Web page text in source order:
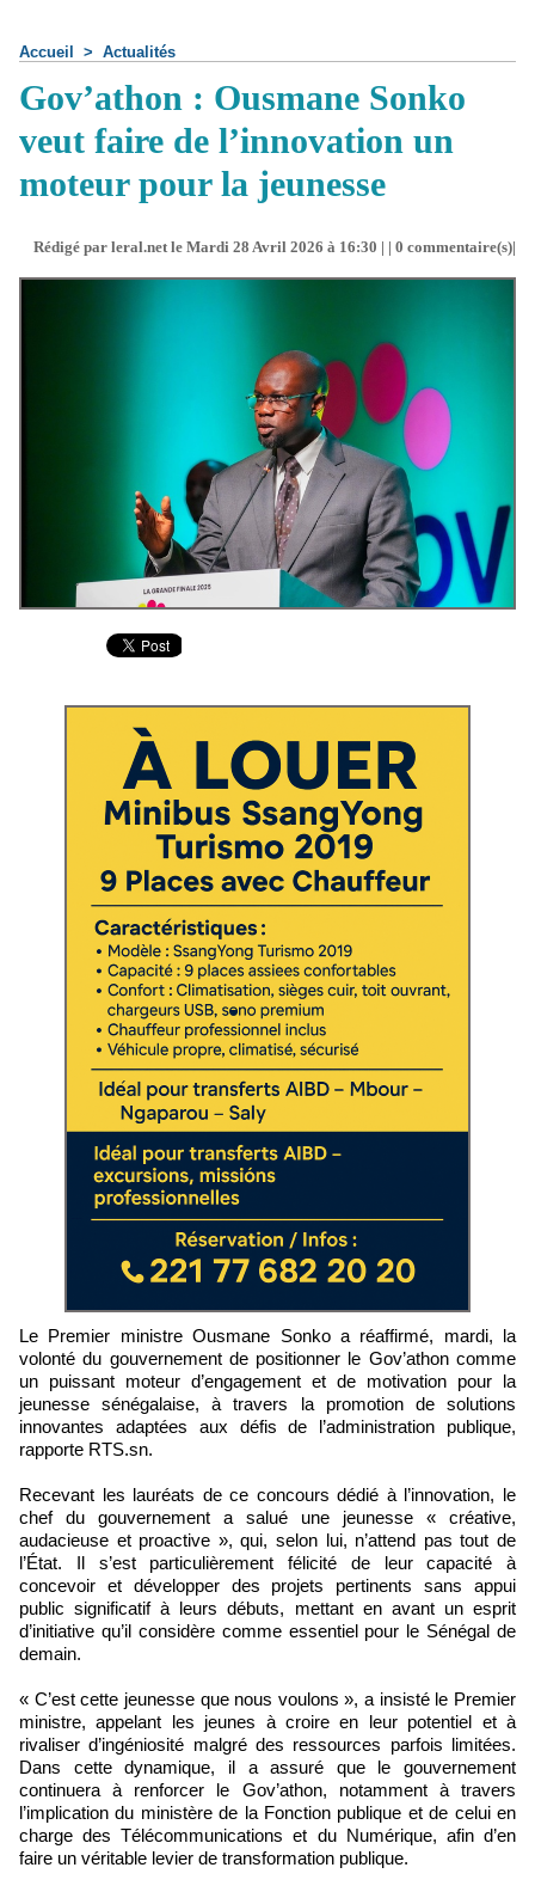
Accueil > Actualités
Gov’athon : Ousmane Sonko
veut faire de l’innovation un
moteur pour la jeunesse
Rédigé par leral.net le Mardi 28 Avril 2026 à 16:30 | | 0 commentaire(s)|
Le Premier ministre Ousmane Sonko a réaffirmé, mardi, la
volonté du gouvernement de positionner le Gov’athon comme
un puissant moteur d’engagement et de motivation pour la
jeunesse sénégalaise, à travers la promotion de solutions
innovantes adaptées aux défis de l’administration publique,
rapporte RTS.sn.
Recevant les lauréats de ce concours dédié à l’innovation, le
chef du gouvernement a salué une jeunesse « créative,
audacieuse et proactive », qui, selon lui, n’attend pas tout de
l’État. Il s’est particulièrement félicité de leur capacité à
concevoir et développer des projets pertinents sans appui
public significatif à leurs débuts, mettant en avant un esprit
d’initiative qu’il considère comme essentiel pour le Sénégal de
demain.
« C’est cette jeunesse que nous voulons », a insisté le Premier
ministre, appelant les jeunes à croire en leur potentiel et à
rivaliser d’ingéniosité malgré des ressources parfois limitées.
Dans cette dynamique, il a assuré que le gouvernement
continuera à renforcer le Gov’athon, notamment à travers
l’implication du ministère de la Fonction publique et de celui en
charge des Télécommunications et du Numérique, afin d’en
faire un véritable levier de transformation publique.